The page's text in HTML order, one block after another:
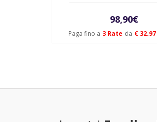
Paga fino a 3 Rate da € 32.97
98,90€